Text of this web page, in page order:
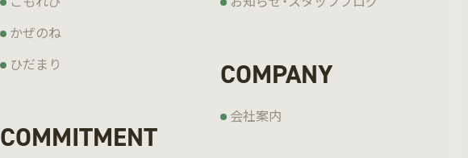
かぜのね
ひだまり
COMMITMENT
COMPANY
会社案内